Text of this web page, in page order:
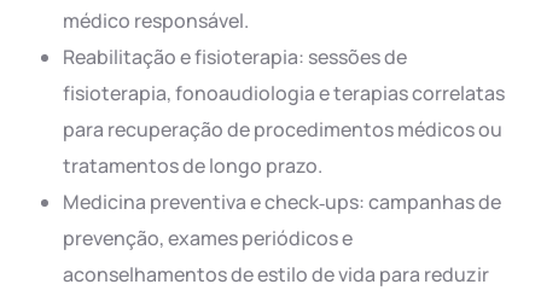
médico responsável.
Reabilitação e fisioterapia: sessões de
fisioterapia, fonoaudiologia e terapias correlatas
para recuperação de procedimentos médicos ou
tratamentos de longo prazo.
Medicina preventiva e check‑ups: campanhas de
prevenção, exames periódicos e
aconselhamentos de estilo de vida para reduzir